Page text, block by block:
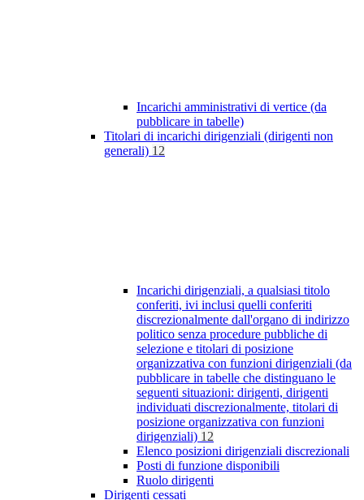
Incarichi amministrativi di vertice (da
pubblicare in tabelle)
Titolari di incarichi dirigenziali (dirigenti non
generali) 12
Incarichi dirigenziali, a qualsiasi titolo
conferiti, ivi inclusi quelli conferiti
discrezionalmente dall'organo di indirizzo
politico senza procedure pubbliche di
selezione e titolari di posizione
organizzativa con funzioni dirigenziali (da
pubblicare in tabelle che distinguano le
seguenti situazioni: dirigenti, dirigenti
individuati discrezionalmente, titolari di
posizione organizzativa con funzioni
dirigenziali) 12
Elenco posizioni dirigenziali discrezionali
Posti di funzione disponibili
Ruolo dirigenti
Dirigenti cessati